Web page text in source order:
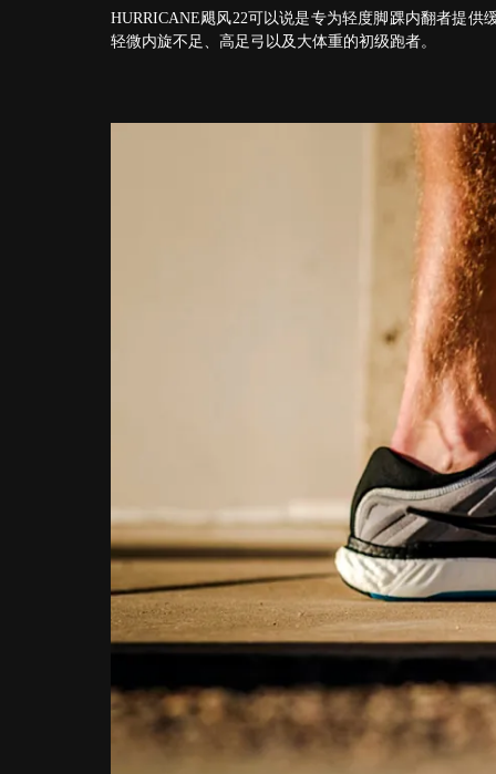
HURRICANE飓风22可以说是专为轻度脚踝内翻者提
轻微内旋不足、高足弓以及大体重的初级跑者。